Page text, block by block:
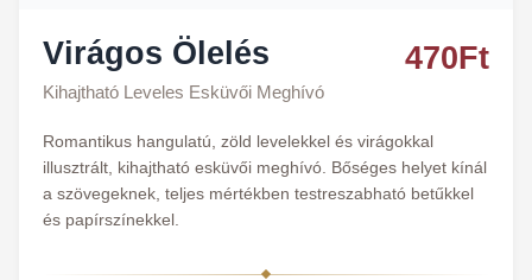
Virágos Ölelés
Kihajtható Leveles Esküvői Meghívó
470Ft
Romantikus hangulatú, zöld levelekkel és virágokkal
illusztrált, kihajtható esküvői meghívó. Bőséges helyet kínál
a szövegeknek, teljes mértékben testreszabható betűkkel
és papírszínekkel.